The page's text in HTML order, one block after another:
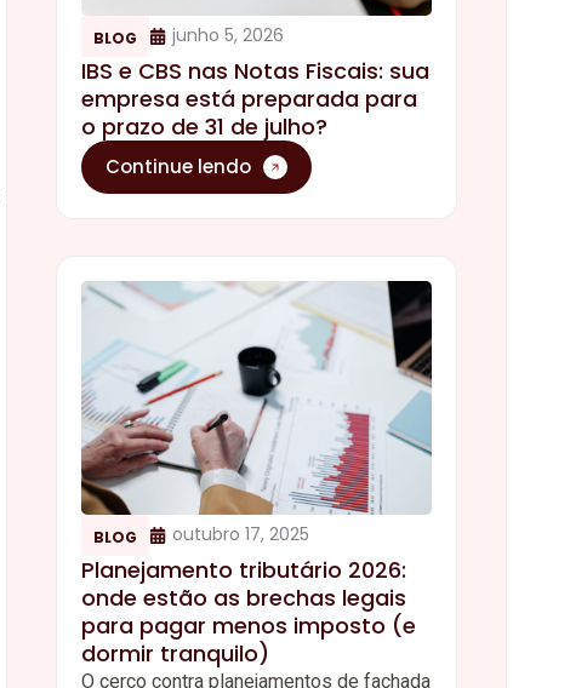
BLOG junho 5, 2026
IBS e CBS nas Notas Fiscais: sua
empresa está preparada para
o prazo de 31 de julho?
Continue lendo
BLOG outubro 17, 2025
Planejamento tributário 2026:
onde estão as brechas legais
para pagar menos imposto (e
dormir tranquilo)
O cerco contra planejamentos de fachada